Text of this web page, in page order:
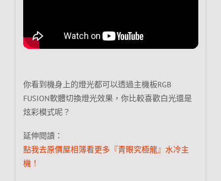
你看到機身上的燈光都可以透過主機板RGB
FUSION軟體切換燈光效果，你比較喜歡白光還是
炫彩模式呢？
延伸閱讀：
點我去原價屋相簿看更多『青眼究極龍』水冷主
機！